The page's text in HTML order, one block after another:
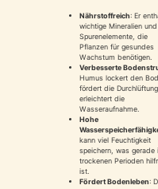
Nährstoffreich: Er
wichtige Mineralien und
Spurenelemente, die
Pflanzen für gesundes
Wachstum benötigen.
Verbesserte
Humus lockert den
fördert die
erleichtert die
Wasseraufnahme.
Hohe
kann viel Feuchtigkeit
speichern, was gerade
trockenen Perioden
ist.
Fördert Bodenleben: